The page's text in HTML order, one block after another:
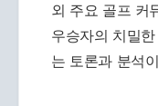
외 주요 골프 커
우승자의 치밀
는 토론과 분석